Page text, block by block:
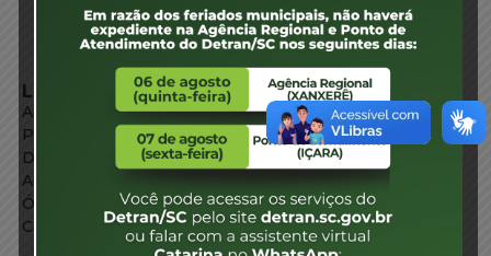
LINKS EXTERNOS
Agência de Notícias
Portal de Serviços
Diário Oficial
Acesso à Informação
Órgãos do Governo
Conheça SC